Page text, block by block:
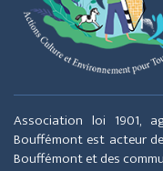
Association loi 1901,
Bouffémont est acteur
Bouffémont et des